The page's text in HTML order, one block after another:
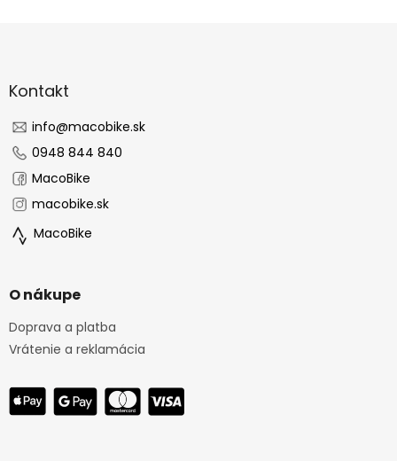
äKontakt
info@macobike.sk
0948 844 840
MacoBike
macobike.sk
MacoBike
O nákupe
Doprava a platba
Vrátenie a reklamácia